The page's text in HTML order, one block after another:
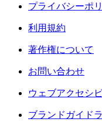
プライバシーポ
利用規約
著作権について
お問い合わせ
ウェブアクセシ
ブランドガイド